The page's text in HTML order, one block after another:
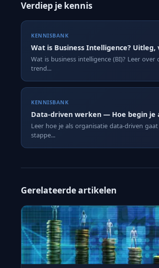
Verdiep je kennis
KENNISBANK
Wat is Business Intelligence?
Wat is business intelligence (BI)? Leer
trend...
KENNISBANK
Data-driven werken — Hoe begin je
Leer hoe je als organisatie data-driven
stappe...
Gerelateerde artikelen